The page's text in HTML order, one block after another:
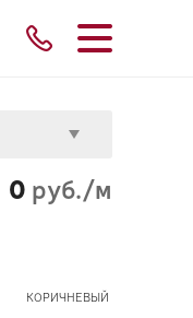
0 руб./м
КОРИЧНЕВЫЙ